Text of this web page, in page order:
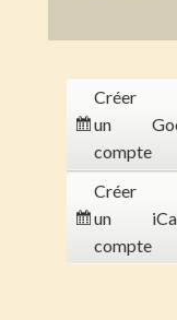
Créer
un
compte
Créer
un
compte